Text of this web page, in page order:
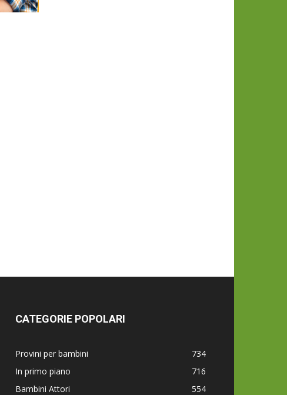
CATEGORIE POPOLARI
Provini per bambini
734
In primo piano
716
Bambini Attori
554